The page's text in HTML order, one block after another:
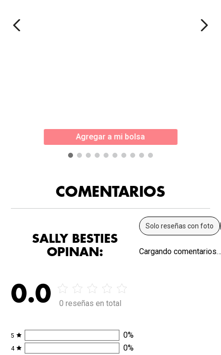
Agregar a mi bolsa
COMENTARIOS
SALLY BESTIES
OPINAN:
0.0 0 reseñas en total
5 0%
4 0%
Solo reseñas con foto
Cargando